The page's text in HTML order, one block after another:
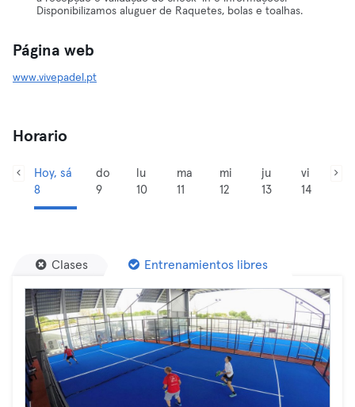
Disponibilizamos aluguer de Raquetes, bolas e toalhas.
Página web
www.vivepadel.pt
Horario
Hoy, sá
8
do
9
lu
10
ma
11
mi
12
ju
13
vi
14
Clases Entrenamientos libres